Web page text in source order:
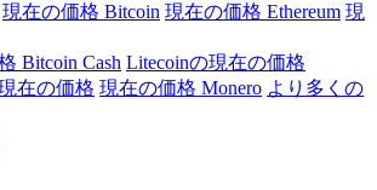
現在の価格 Bitcoin 現在の価格 Ethereum 現
Bitcoin Cash Litecoinの現在の価格
在の価格 現在の価格 Monero より多くの